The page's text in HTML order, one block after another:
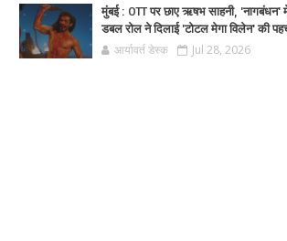
मुंबई : OTT पर छाए ऋषभ साहनी, 'नागबंधन'
डबल रोल ने दिलाई 'टोटल मेगा विलेन' की
आर्यावर्त डेस्क Jul 28, 2026